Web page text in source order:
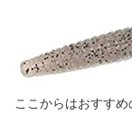
ここからはおすす